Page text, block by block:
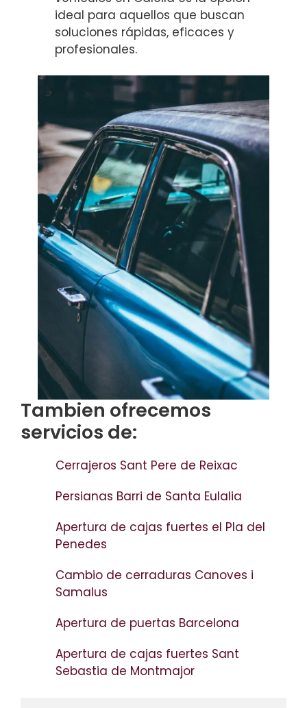
ideal para aquellos que buscan
soluciones rápidas, eficaces y
profesionales.
Tambien ofrecemos
servicios de:
Cerrajeros Sant Pere de Reixac
Persianas Barri de Santa Eulalia
Apertura de cajas fuertes el Pla del
Penedes
Cambio de cerraduras Canoves i
Samalus
Apertura de puertas Barcelona
Apertura de cajas fuertes Sant
Sebastia de Montmajor